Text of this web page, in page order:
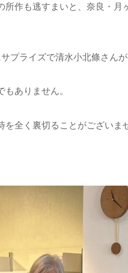
作も逃すまいと、奈良・月
プライズで清水小北條さん
ありません。
全く裏切ることがございま